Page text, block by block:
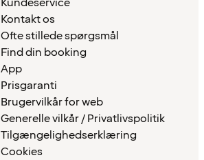
Kontakt os
Ofte stillede spørgsmål
Find din booking
App
Prisgaranti
Brugervilkår for web
Generelle vilkår / Privatlivspolitik
Tilgængelighedserklæring
Cookies